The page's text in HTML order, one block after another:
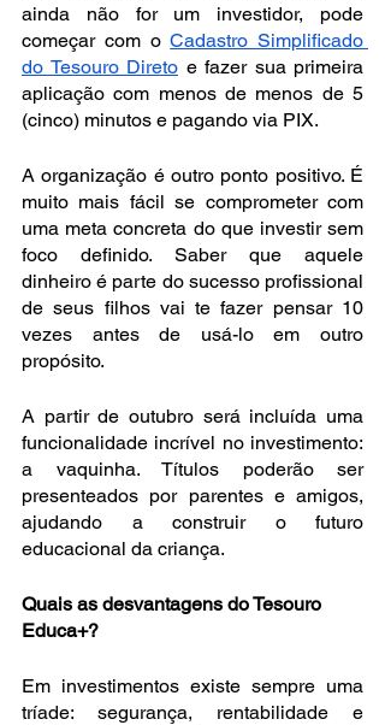
ainda não for um investidor, pode
começar com o Cadastro Simplificado
do Tesouro Direto e fazer sua primeira
aplicação com menos de menos de 5
(cinco) minutos e pagando via PIX.
A organização é outro ponto positivo. É
muito mais fácil se comprometer com
uma meta concreta do que investir sem
foco definido. Saber que aquele
dinheiro é parte do sucesso profissional
de seus filhos vai te fazer pensar 10
vezes antes de usá-lo em outro
propósito.
A partir de outubro será incluída uma
funcionalidade incrível no investimento:
a vaquinha. Títulos poderão ser
presenteados por parentes e amigos,
ajudando a construir o futuro
educacional da criança.
Quais as desvantagens do Tesouro
Educa+?
Em investimentos existe sempre uma
tríade: segurança, rentabilidade e